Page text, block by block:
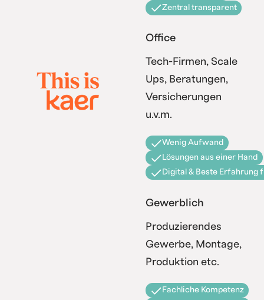
Zentral transparent
Office
Tech-Firmen, Scale
Ups, Beratungen,
Versicherungen
u.v.m.
Wenig Aufwand
Lösungen aus einer Hand
Digital & Beste Erfahrung
Gewerblich
Produzierendes
Gewerbe, Montage,
Produktion etc.
Fachliche Kompetenz